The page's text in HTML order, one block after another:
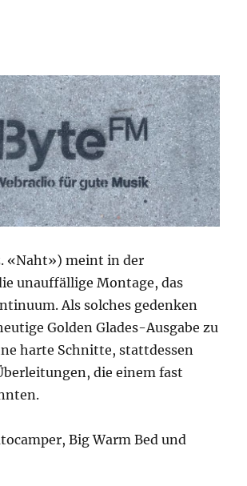
«Naht») meint in der
unauffällige Montage, das
Als solches gedenken
Golden Glades-Ausgabe zu
harte Schnitte, stattdessen
die einem fast
Big Warm Bed und